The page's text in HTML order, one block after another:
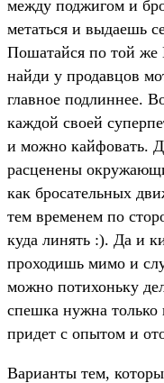
между поджигом и
метаться и выдаешь
Пошатайся по той же
найди у продавцов
главное подлиннее.
каждой своей
и можно кайфовать.
расценены
как бросательных
тем временем по
куда линять :). Да и
проходишь мимо и
можно потихоньку
спешка нужна только
придет с опытом и
Варианты тем,